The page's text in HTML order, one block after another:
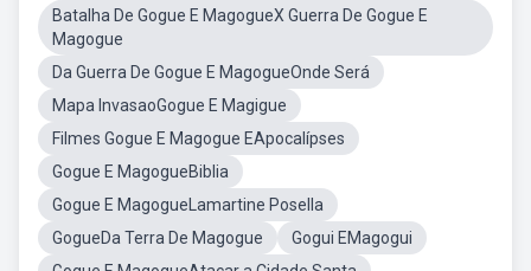
Batalha De Gogue E MagogueX Guerra De Gogue E
Magogue
Da Guerra De Gogue E MagogueOnde Será
Mapa InvasaoGogue E Magigue
Filmes Gogue E Magogue EApocalípses
Gogue E MagogueBiblia
Gogue E MagogueLamartine Posella
GogueDa Terra De Magogue
Gogui EMagogui